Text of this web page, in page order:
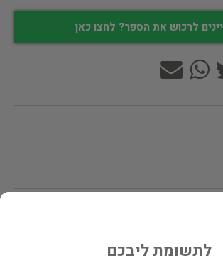
לרכוש את הספר? לחצו כאן
מוריה ציבין (4 כותרים)
לתשומת ליבכם